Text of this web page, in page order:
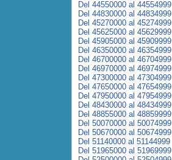
Del 44550000 al 44554999
Del 44830000 al 44834999
Del 45270000 al 45274999
Del 45625000 al 45629999
Del 45905000 al 45909999
Del 46350000 al 46354999
Del 46700000 al 46704999
Del 46970000 al 46974999
Del 47300000 al 47304999
Del 47650000 al 47654999
Del 47950000 al 47954999
Del 48430000 al 48434999
Del 48855000 al 48859999
Del 50070000 al 50074999
Del 50670000 al 50674999
Del 51140000 al 51144999
Del 51965000 al 51969999